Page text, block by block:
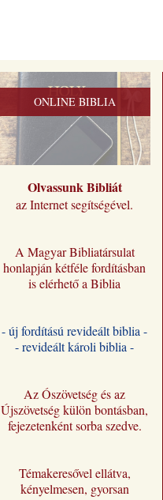
ONLINE BIBLIA
Olvassunk Bibliát
az Internet segítségével.
A Magyar Bibliatársulat
honlapján kétféle fordításban
is elérhető a Biblia
- új fordítású revideált biblia -
- revideált károli biblia -
Az Ószövetség és az
Újszövetség külön bontásban,
fejezetenként sorba szedve.
Témakeresővel ellátva,
kényelmesen, gyorsan